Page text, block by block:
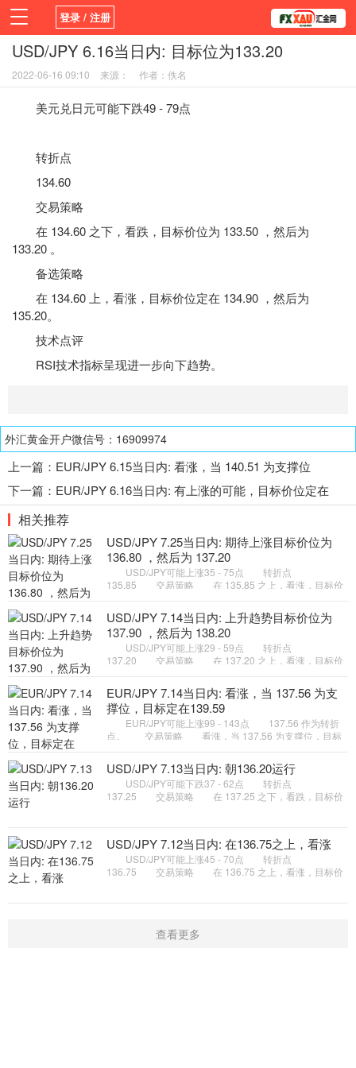
登录 / 注册
首页 新闻 观点 货币
平台
指标EA 书籍
USD/JPY 6.16当日内: 目标位为133.20
2022-06-16 09:10 来源： 作者：佚名
美元兑日元可能下跌49 - 79点
转折点
134.60
交易策略
在 134.60 之下，看跌，目标价位为 133.50 ，然后为
133.20 。
备选策略
在 134.60 上，看涨，目标价位定在 134.90 ，然后为
135.20。
技术点评
RSI技术指标呈现进一步向下趋势。
外汇黄金开户微信号：16909974
上一篇： EUR/JPY 6.15当日内: 看涨，当 140.51 为支撑位
下一篇： EUR/JPY 6.16当日内: 有上涨的可能，目标价位定在
141.35
相关推荐
USD/JPY 7.25当日内: 期待上涨目标价位为
136.80 ，然后为 137.20
USD/JPY可能上涨35 - 75点 转折点
135.85 交易策略 在 135.85 之上，看涨，目标价
135.85 下，看空，目标价位定在
USD/JPY 7.14当日内: 上升趋势目标价位为
137.90 ，然后为 138.20
USD/JPY可能上涨29 - 59点 转折点
137.20 交易策略 在 137.20 之上，看涨，目标价
137.20 下，看空，目标价位定在
EUR/JPY 7.14当日内: 看涨，当 137.56 为支
撑位，目标定在139.59
EUR/JPY可能上涨99 - 143点 137.56 作为转折
点。 交易策略 看涨，当 137.56 为支撑位，目标
EUR/JPY 目标方向定在 136
USD/JPY 7.13当日内: 朝136.20运行
USD/JPY可能下跌37 - 62点 转折点
137.25 交易策略 在 137.25 之下，看跌，目标价
USD/JPY 7.12当日内: 在136.75之上，看涨
USD/JPY可能上涨45 - 70点 转折点
136.75 交易策略 在 136.75 之上，看涨，目标价
查看更多